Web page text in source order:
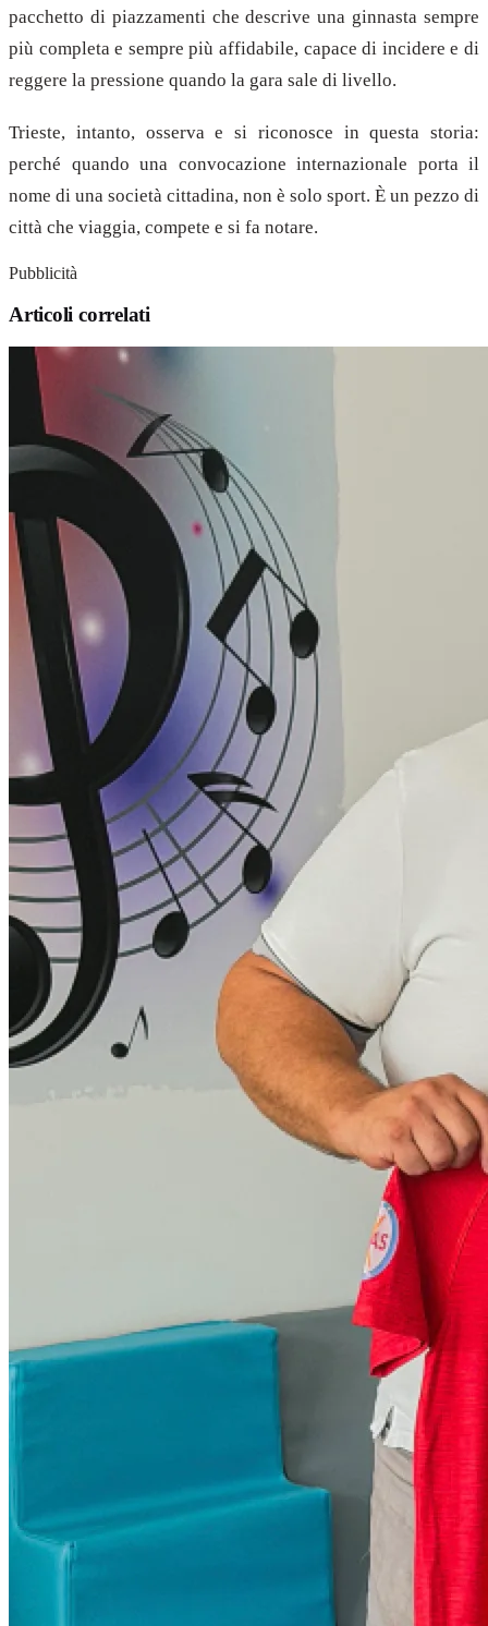
pacchetto di piazzamenti che descrive una ginnasta sempre
più completa e sempre più affidabile, capace di incidere e di
reggere la pressione quando la gara sale di livello.
Trieste, intanto, osserva e si riconosce in questa storia:
perché quando una convocazione internazionale porta il
nome di una società cittadina, non è solo sport. È un pezzo di
città che viaggia, compete e si fa notare.
Pubblicità
Articoli correlati